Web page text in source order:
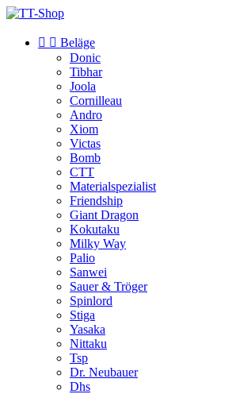
  Beläge
Donic
Tibhar
Joola
Cornilleau
Andro
Xiom
Victas
Bomb
CTT
Materialspezialist
Friendship
Giant Dragon
Kokutaku
Milky Way
Palio
Sanwei
Sauer & Tröger
Spinlord
Stiga
Yasaka
Nittaku
Tsp
Dr. Neubauer
Dhs